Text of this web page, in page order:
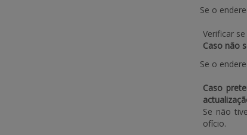
Se o
Verificar
Caso não
Se o
Caso
Se não
ofício.